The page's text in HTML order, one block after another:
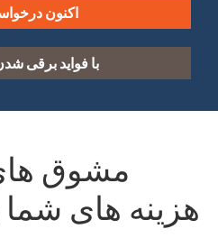
اکنون
با فواید برقی
مشوق
هزینه های